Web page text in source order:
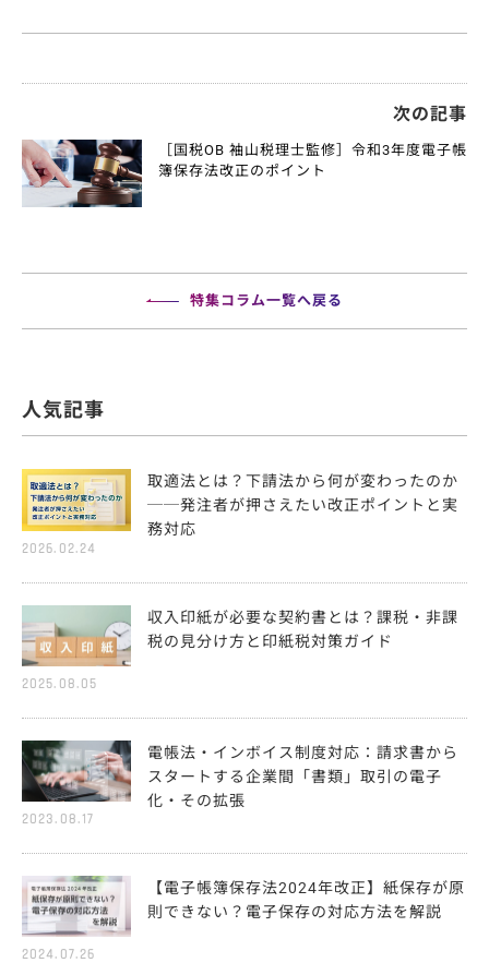
次の記事
［国税OB 袖山税理士監修］令和3年度電子帳
簿保存法改正のポイント
特集コラム一覧へ戻る
人気記事
2026.02.24
取適法とは？下請法から何が変わったのか
──発注者が押さえたい改正ポイントと実
務対応
2025.08.05
収入印紙が必要な契約書とは？課税・非課
税の見分け方と印紙税対策ガイド
2023.08.17
電帳法・インボイス制度対応：請求書から
スタートする企業間「書類」取引の電子
化・その拡張
2024.07.26
【電子帳簿保存法2024年改正】紙保存が原
則できない？電子保存の対応方法を解説